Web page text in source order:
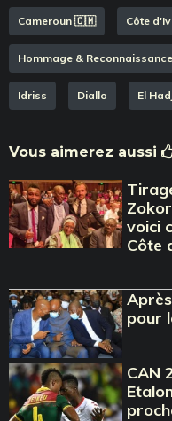
Cameroun 🇨🇲 Côte
Hommage & Reconnaissance
Idriss Diallo El
Vous aimerez aussi
voici
Côte
pour
CAN